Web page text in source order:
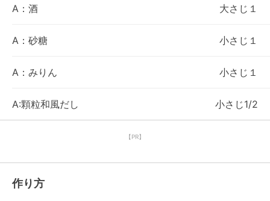
A：酒 大さじ１
A：砂糖 小さじ１
A：みりん 小さじ１
A:顆粒和風だし 小さじ1/2
【PR】
作り方